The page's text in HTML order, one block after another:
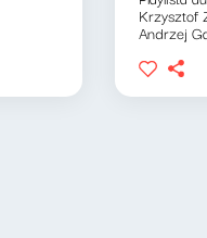
Krzysztof
Andrzej